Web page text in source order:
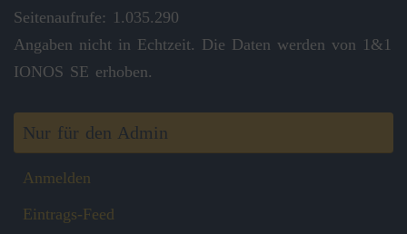
Seitenaufrufe: 1.035.290
Angaben nicht in Echtzeit. Die Daten werden von 1&1
IONOS SE erhoben.
Nur für den Admin
Anmelden
Eintrags-Feed